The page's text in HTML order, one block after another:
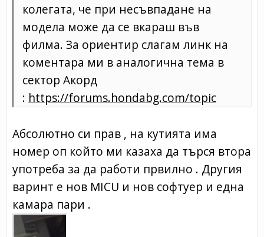
колегата, че при несъвпадане на
модела може да се вкараш във
филма. За ориентир слагам линк на
коментара ми в аналогична тема в
сектор Акорд
: https://forums.hondabg.com/topic
Абсолютно си прав , на кутията има
номер оп който ми казаха да търся втора
употреба за да работи првилно . Другия
варинт е нов MICU и нов софтуер и една
камара пари .